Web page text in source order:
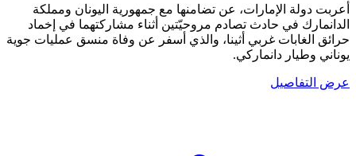
أعربت دولة الإمارات، عن تضامنها مع جمهورية اليونان ومملكة
الدانمارك في حادث تصادم مروحيّتين أثناء مشاركتهما في إخماد
حرائق الغابات غربي أثينا، والذي أسفر عن وفاة منسق عمليات جوية
يوناني وطيار دانماركي.
عرض التفاصيل